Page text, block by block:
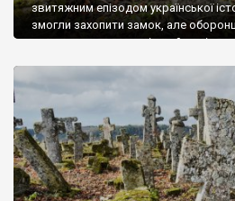
звитяжним епізодом української
змогли захопити замок, але
поховали на цвинтарі, який тоді
ньому чимало хрестів 19 століття, є